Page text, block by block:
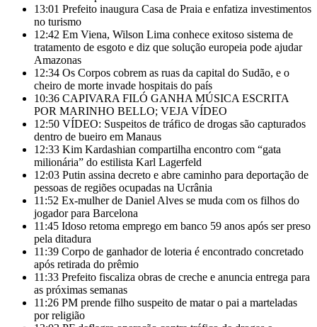
13:01 Prefeito inaugura Casa de Praia e enfatiza investimentos
no turismo
12:42 Em Viena, Wilson Lima conhece exitoso sistema de
tratamento de esgoto e diz que solução europeia pode ajudar
Amazonas
12:34 Os Corpos cobrem as ruas da capital do Sudão, e o
cheiro de morte invade hospitais do país
10:36 CAPIVARA FILÓ GANHA MÚSICA ESCRITA
POR MARINHO BELLO; VEJA VÍDEO
12:50 VÍDEO: Suspeitos de tráfico de drogas são capturados
dentro de bueiro em Manaus
12:33 Kim Kardashian compartilha encontro com “gata
milionária” do estilista Karl Lagerfeld
12:03 Putin assina decreto e abre caminho para deportação de
pessoas de regiões ocupadas na Ucrânia
11:52 Ex-mulher de Daniel Alves se muda com os filhos do
jogador para Barcelona
11:45 Idoso retoma emprego em banco 59 anos após ser preso
pela ditadura
11:39 Corpo de ganhador de loteria é encontrado concretado
após retirada do prêmio
11:33 Prefeito fiscaliza obras de creche e anuncia entrega para
as próximas semanas
11:26 PM prende filho suspeito de matar o pai a marteladas
por religião